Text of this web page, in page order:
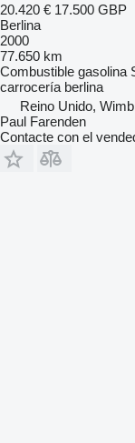
20.420 € 17.500 GBP
Berlina
2000
77.650 km
Combustible gasolina
carrocería berlina
Reino Unido,
Paul Farenden
Contacte con el